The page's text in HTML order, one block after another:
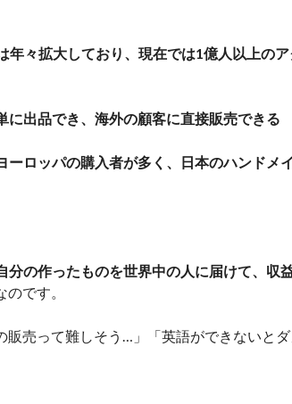
年々拡大しており、現在では1億人以上の
に出品でき、海外の顧客に直接販売できる
ーロッパの購入者が多く、日本のハンドメ
分の作ったものを世界中の人に届けて、収
です。
販売って難しそう…」「英語ができないと